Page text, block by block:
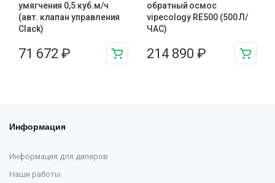
умягчения 0,5 куб.м/ч
(авт. клапан управления
Clack)
71 672 ₽
обратный осмос
vipecology RE500 (500 Л/
ЧАС)
214 890 ₽
Информация
Информация для дилеров
Наши работы